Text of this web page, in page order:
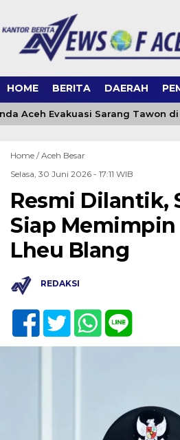
HOME BERITA DAERAH
Aceh Evakuasi Sarang Tawon di
Home /Aceh Besar
Selasa, 30 Juni 2026 - 17:11 WIB
Resmi Dilantik,
Siap
Lheu Blang
REDAKSI